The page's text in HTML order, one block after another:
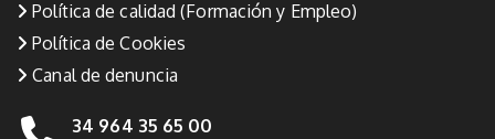
Política de calidad (Formación y Empleo)
Política de Cookies
Canal de denuncia
34 964 35 65 00